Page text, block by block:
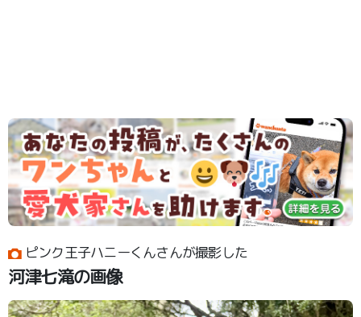
ピンク王子ハニーくんさんが撮影した
河津七滝の画像